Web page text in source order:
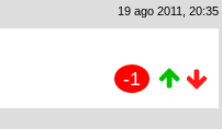
19 ago 2011, 20:35
-1